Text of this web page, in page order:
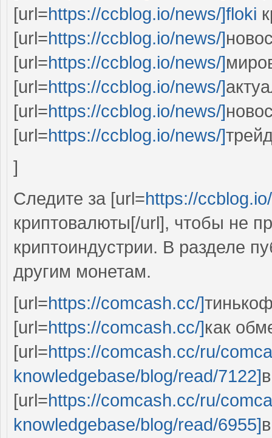
[url=https://ccblog.io/news/]floki
[url=https://ccblog.io/news/]
[url=https://ccblog.io/news/]
[url=https://ccblog.io/news/]
[url=https://ccblog.io/news/]
[url=https://ccblog.io/news/]
]
Следите за [url=https://
криптовалюты[/url], чтобы не
криптоиндустрии. В разделе
другим монетам.
[url=https://comcash.cc/]
[url=https://comcash.cc/]как
[url=https://comcash.cc/ru/
knowledgebase/blog/read/7122]
[url=https://comcash.cc/ru/
knowledgebase/blog/read/6955]